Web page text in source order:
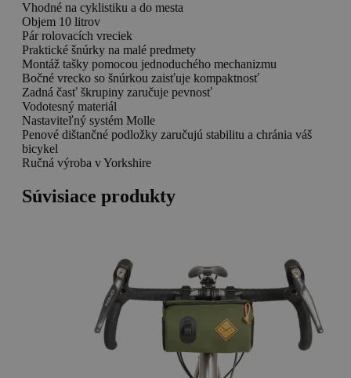
Vhodné na cyklistiku a do mesta
Objem 10 litrov
Pár rolovacích vreciek
Praktické šnúrky na malé predmety
Montáž tašky pomocou jednoduchého mechanizmu
Bočné vrecko so šnúrkou zaisťuje kompaktnosť
Zadná časť škrupiny zaručuje pevnosť
Vodotesný materiál
Nastaviteľný systém Molle
Penové dištančné podložky zaručujú stabilitu a chránia váš
bicykel
Ručná výroba v Yorkshire
Súvisiace produkty